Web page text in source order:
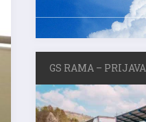
GS RAMA –